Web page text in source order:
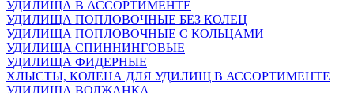
УДИЛИЩА В АССОРТИМЕНТЕ
УДИЛИЩА ПОПЛОВОЧНЫЕ БЕЗ КОЛЕЦ
УДИЛИЩА ПОПЛОВОЧНЫЕ С КОЛЬЦАМИ
УДИЛИЩА СПИННИНГОВЫЕ
УДИЛИЩА ФИДЕРНЫЕ
ХЛЫСТЫ, КОЛЕНА ДЛЯ УДИЛИЩ В АССОРТИМЕНТЕ
УДИЛИЩА ВОЛЖАНКА